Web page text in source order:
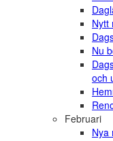
Nytt
Nu
och
Februari
Nya